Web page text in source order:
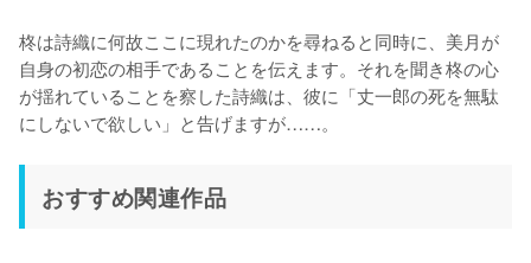
柊は詩織に何故ここに現れたのかを尋ねると同時に、美月が
自身の初恋の相手であることを伝えます。それを聞き柊の心
が揺れていることを察した詩織は、彼に「丈一郎の死を無駄
にしないで欲しい」と告げますが……。
おすすめ関連作品